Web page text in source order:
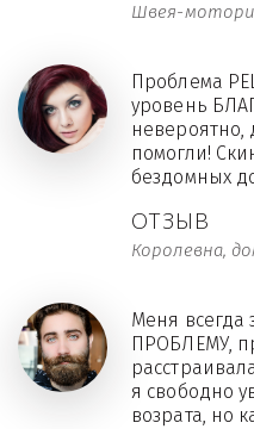
Швея-
ОТЗЫВ
Королевна,
Проблема
уровень
невероятно,
помогли!
бездомных
Меня всегда
ПРОБЛЕМУ,
я свободно
возрата, но